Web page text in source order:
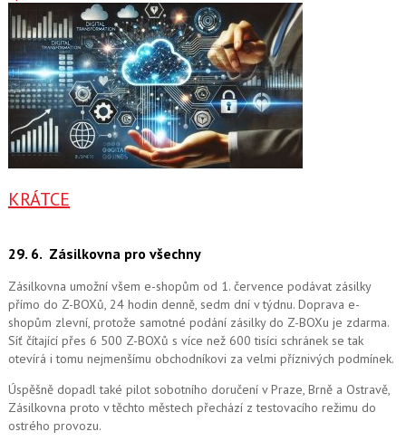
KRÁTCE
29. 6. Zásilkovna pro všechny
Zásilkovna umožní všem e-shopům od 1. července podávat zásilky
přímo do Z-BOXů, 24 hodin denně, sedm dní v týdnu. Doprava e-
shopům zlevní, protože samotné podání zásilky do Z-BOXu je zdarma.
Síť čítající přes 6 500 Z-BOXů s více než 600 tisíci schránek se tak
otevírá i tomu nejmenšímu obchodníkovi za velmi příznivých podmínek.
Úspěšně dopadl také pilot sobotního doručení v Praze, Brně a Ostravě,
Zásilkovna proto v těchto městech přechází z testovacího režimu do
ostrého provozu.